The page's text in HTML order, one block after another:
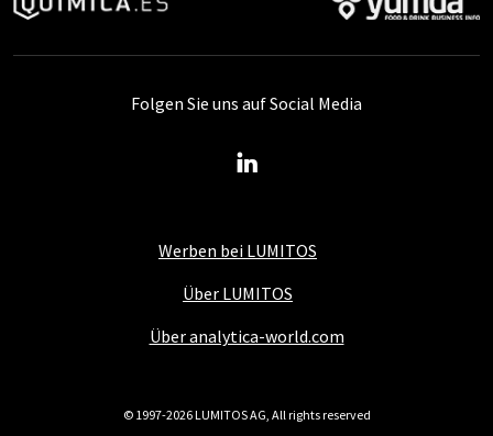
Werben bei LUMITOS
Über LUMITOS
Über analytica-world.com
Folgen Sie uns auf Social Media
© 1997-2026 LUMITOS AG, All rights reserved